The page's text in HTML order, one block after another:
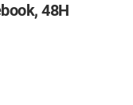
48H